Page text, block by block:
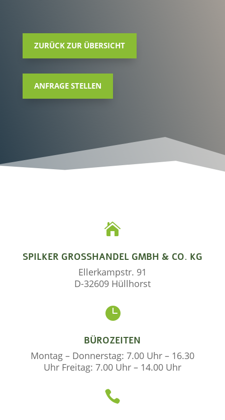
ZURÜCK ZUR ÜBERSICHT
ANFRAGE STELLEN

SPILKER GROSSHANDEL GMBH & CO. KG
Ellerkampstr. 91
D-32609 Hüllhorst

BÜROZEITEN
Montag – Donnerstag: 7.00 Uhr – 16.30
Uhr Freitag: 7.00 Uhr – 14.00 Uhr
